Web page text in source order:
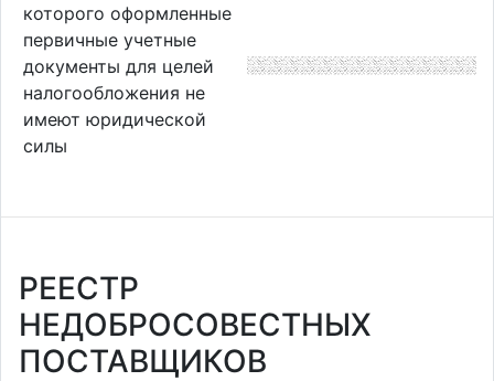
которого оформленные
первичные учетные
документы для целей
налогообложения не
имеют юридической
силы
РЕЕСТР
НЕДОБРОСОВЕСТНЫХ
ПОСТАВЩИКОВ